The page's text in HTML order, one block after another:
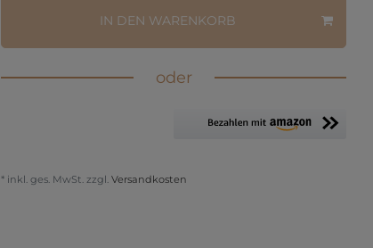
IN DEN WARENKORB
oder
* inkl. ges. MwSt. zzgl. Versandkosten